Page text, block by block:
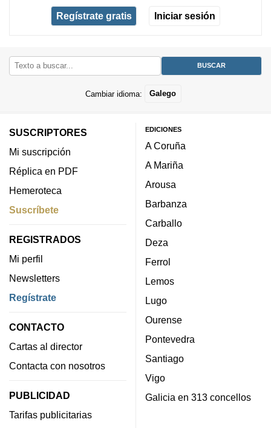
Regístrate gratis Iniciar sesión
Cambiar idioma: Galego
SUSCRIPTORES
Mi suscripción
Réplica en PDF
Hemeroteca
Suscríbete
REGISTRADOS
Mi perfil
Newsletters
Regístrate
CONTACTO
Cartas al director
Contacta con nosotros
PUBLICIDAD
Tarifas publicitarias
EDICIONES
A Coruña
A Mariña
Arousa
Barbanza
Carballo
Deza
Ferrol
Lemos
Lugo
Ourense
Pontevedra
Santiago
Vigo
Galicia en 313 concellos